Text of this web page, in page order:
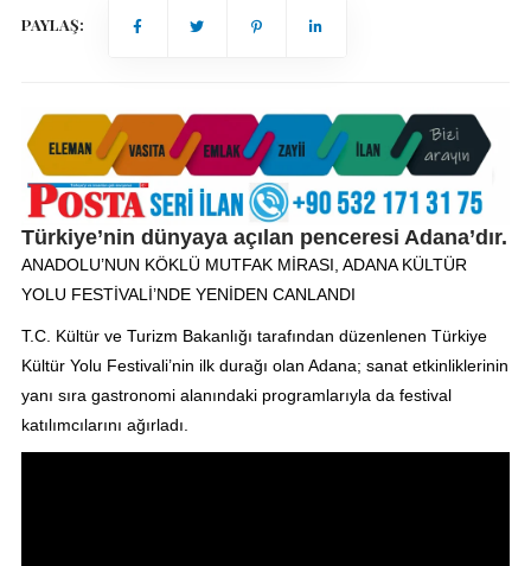
PAYLAŞ:
Türkiye’nin dünyaya açılan penceresi Adana’dır.
ANADOLU’NUN KÖKLÜ MUTFAK MİRASI, ADANA KÜLTÜR
YOLU FESTİVALİ’NDE YENİDEN CANLANDI
T.C. Kültür ve Turizm Bakanlığı tarafından düzenlenen Türkiye
Kültür Yolu Festivali’nin ilk durağı olan Adana; sanat etkinliklerinin
yanı sıra gastronomi alanındaki programlarıyla da festival
katılımcılarını ağırladı.